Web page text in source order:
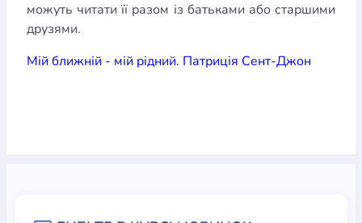
можуть читати її разом із батьками або старшими
друзями.
Мій ближній - мій рідний. Патриція Сент-Джон